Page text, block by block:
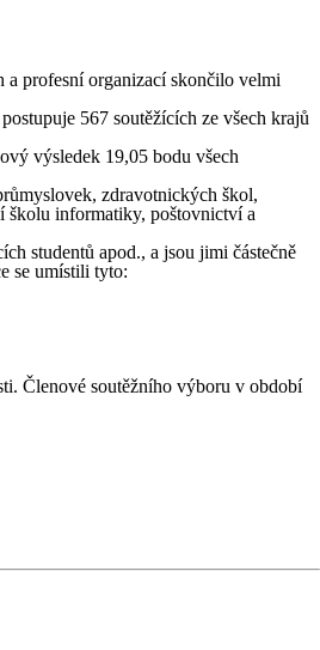
a profesní organizací skončilo velmi
567 soutěžících ze všech krajů
výsledek 19,05 bodu všech
zdravotnických škol,
školu informatiky, poštovnictví a
studentů apod., a jsou jimi částečně
se umístili tyto:
Členové soutěžního výboru v období